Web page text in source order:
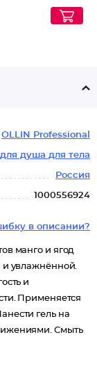
OLLIN Professional
для душа для тела
Россия
1000556924
в описании?
манго и ягод
и увлажнённой.
и
Применяется
гель на
Смыть